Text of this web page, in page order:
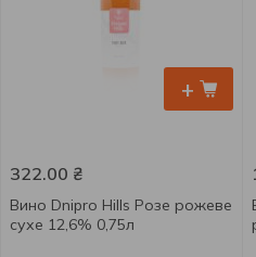
+
322.00 ₴
Вино Dnipro Hills Розе рожеве
сухе 12,6% 0,75л